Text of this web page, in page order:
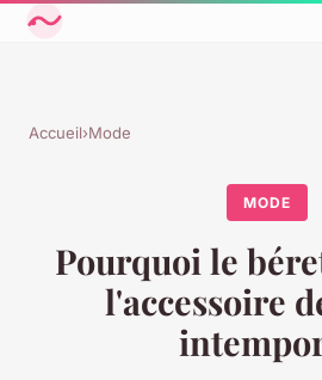
Accueil›Mode
MODE
Pourquoi le
l'accessoire